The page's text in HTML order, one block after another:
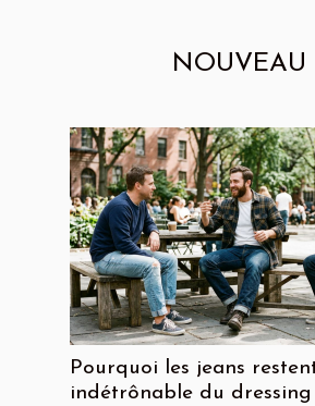
NOUVEAU
Pourquoi les jeans
indétrônable du dressing